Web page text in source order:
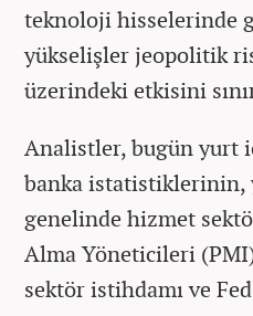
teknoloji hisselerinde
yükselişler jeopolitik
üzerindeki etkisini
Analistler, bugün yurt
banka istatistiklerinin,
genelinde hizmet
Alma Yöneticileri
sektör istihdamı ve